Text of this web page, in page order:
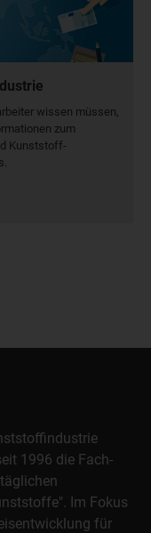
wissen müssen,
zum
Kunststoff-
1996 die Fach-
Im Fokus
für